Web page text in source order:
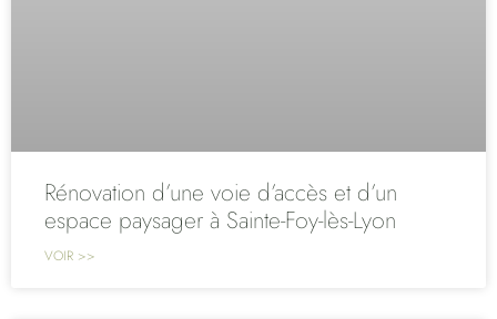
Rénovation d’une voie d’accès et d’un
espace paysager à Sainte-Foy-lès-Lyon
VOIR >>